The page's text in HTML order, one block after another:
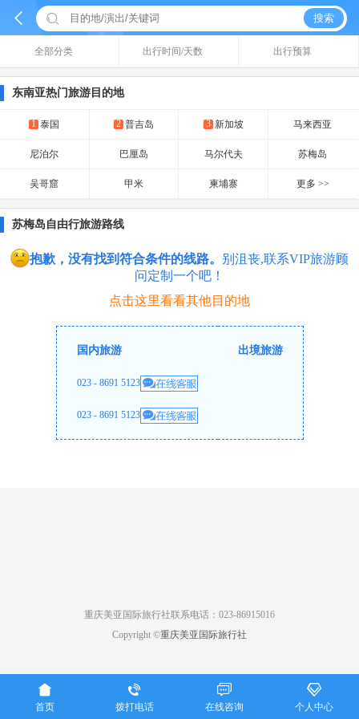
  搜索
全部分类 出行时间/天数 出行预算
东南亚热门旅游目的地
1 泰国 2 普吉岛 3 新加坡 马来西亚
尼泊尔 巴厘岛 马尔代夫 苏梅岛
吴哥窟 甲米 柬埔寨 更多 >>
苏梅岛自由行旅游路线
抱歉，没有找到符合条件的线路。 别沮丧,联系VIP旅游顾
问定制一个吧！
点击这里看看其他目的地
国内旅游
023 - 8691 5123
023 - 8691 5123
出境旅游
重庆美亚国际旅行社联系电话：023-86915016
Copyright ©重庆美亚国际旅行社

首页

拨打电话

在线咨询

个人中心